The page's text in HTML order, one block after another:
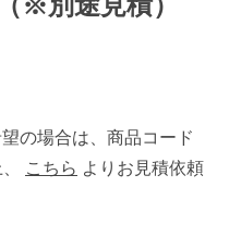
の場合は、商品コード
こちら よりお見積依頼